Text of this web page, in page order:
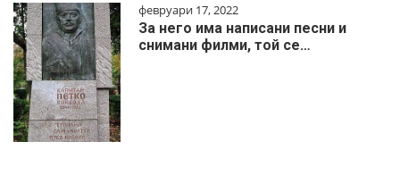
февруари 17, 2022
За него има написани песни и
снимани филми, той се…